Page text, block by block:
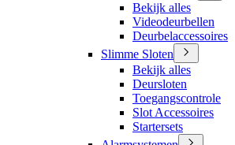
Bekijk alles
Videodeurbellen
Deurbelaccessoires
Slimme Sloten
Bekijk alles
Deursloten
Toegangscontrole
Slot Accessoires
Startersets